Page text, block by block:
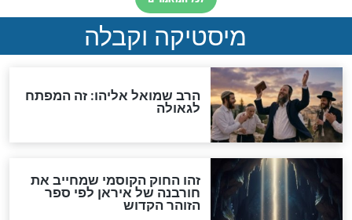
מה יהיה בימות המשיח?
"לפני הגאולה תהיה אפיקורסות
והכחשה גדולה מאוד של
האמונה"